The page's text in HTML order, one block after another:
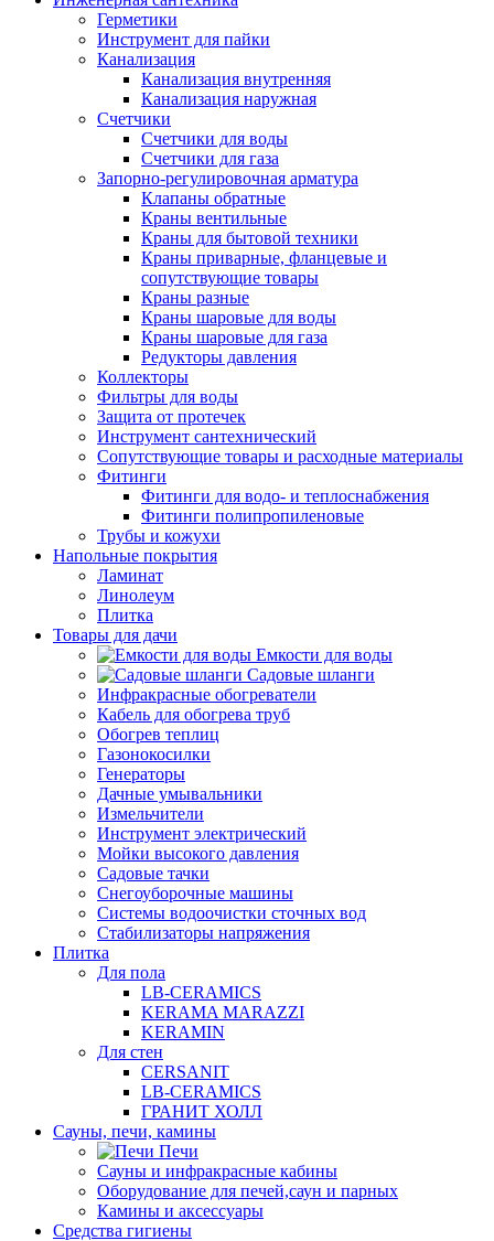
Герметики
Инструмент для пайки
Канализация
Канализация внутренняя
Канализация наружная
Счетчики
Счетчики для воды
Счетчики для газа
Запорно-регулировочная арматура
Клапаны обратные
Краны вентильные
Краны для бытовой техники
Краны приварные, фланцевые и
сопутствующие товары
Краны разные
Краны шаровые для воды
Краны шаровые для газа
Редукторы давления
Коллекторы
Фильтры для воды
Защита от протечек
Инструмент сантехнический
Сопутствующие товары и расходные материалы
Фитинги
Фитинги для водо- и теплоснабжения
Фитинги полипропиленовые
Трубы и кожухи
Напольные покрытия
Ламинат
Линолеум
Плитка
Товары для дачи
Емкости для воды
Садовые шланги
Инфракрасные обогреватели
Кабель для обогрева труб
Обогрев теплиц
Газонокосилки
Генераторы
Дачные умывальники
Измельчители
Инструмент электрический
Мойки высокого давления
Садовые тачки
Снегоуборочные машины
Системы водоочистки сточных вод
Стабилизаторы напряжения
Плитка
Для пола
LB-CERAMICS
KERAMA MARAZZI
KERAMIN
Для стен
CERSANIT
LB-CERAMICS
ГРАНИТ ХОЛЛ
Сауны, печи, камины
Печи
Сауны и инфракрасные кабины
Оборудование для печей,саун и парных
Камины и аксессуары
Средства гигиены